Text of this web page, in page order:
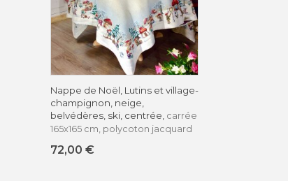
Nappe de Noël, Lutins et village-
champignon, neige,
belvédères, ski, centrée, carrée
165x165 cm, polycoton jacquard
72,00 €